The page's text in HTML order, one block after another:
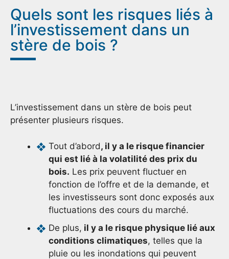
Quels sont les risques liés à
l’investissement dans un
stère de bois ?
L’investissement dans un stère de bois peut
présenter plusieurs risques.
Tout d’abord, il y a le risque financier
qui est lié à la volatilité des prix du
bois. Les prix peuvent fluctuer en
fonction de l’offre et de la demande, et
les investisseurs sont donc exposés aux
fluctuations des cours du marché.
De plus, il y a le risque physique lié aux
conditions climatiques, telles que la
pluie ou les inondations qui peuvent